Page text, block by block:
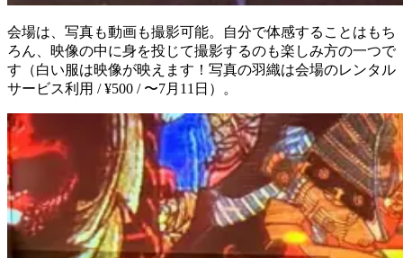
会場は、写真も動画も撮影可能。自分で体感することはもち
ろん、映像の中に身を投じて撮影するのも楽しみ方の一つで
す（白い服は映像が映えます！写真の羽織は会場のレンタル
サービス利用 / ¥500 / 〜7月11日）。